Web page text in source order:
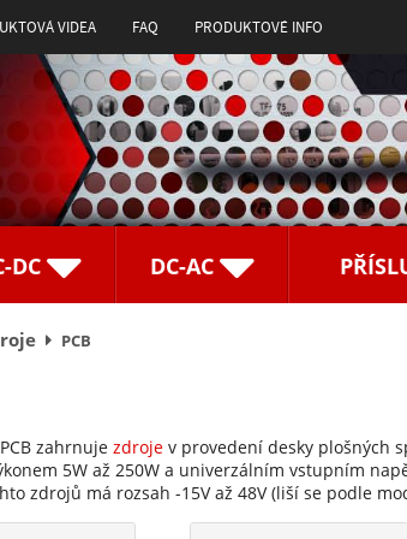
VIDEA FAQ PRODUKTOVÉ INFO
DC DC-AC
PCB
zahrnuje zdrojev provedení desky plošných
5W až 250W a univerzálním vstupním
zdrojů má rozsah -15V až 48V (liší se podle